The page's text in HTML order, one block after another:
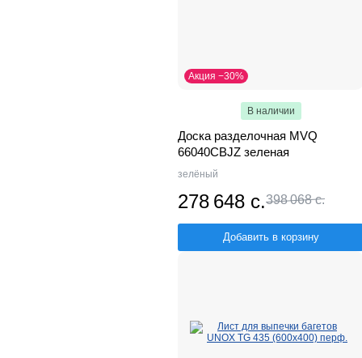
Акция −30%
В наличии
Доска разделочная MVQ
66040CBJZ зеленая
зелёный
278 648 с.398 068 с.
Добавить в корзину